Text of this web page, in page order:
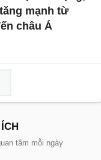
mạnh từ
châu Á
tâm mỗi ngày